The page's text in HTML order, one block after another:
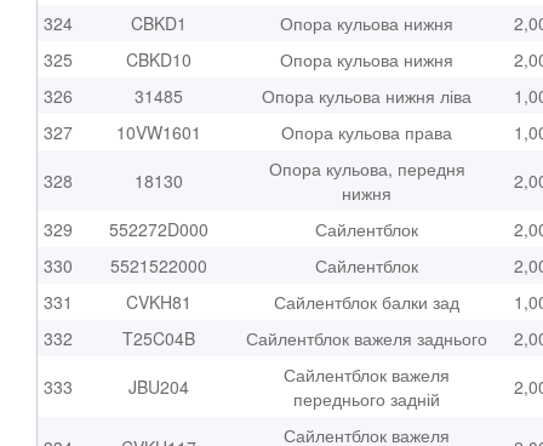
324
CBKD1 Опора кульова нижня
325
CBKD10 Опора кульова нижня
326
31485 Опора кульова нижня ліва
327
10VW1601 Опора кульова права
328
18130
Опора кульова, передня
нижня
329
552272D000 Сайлентблок
330
5521522000 Сайлентблок
331
CVKH81 Сайлентблок балки зад
332
T25C04B Сайлентблок важеля заднього
333
JBU204
Сайлентблок важеля
переднього задній
Сайлентблок важеля